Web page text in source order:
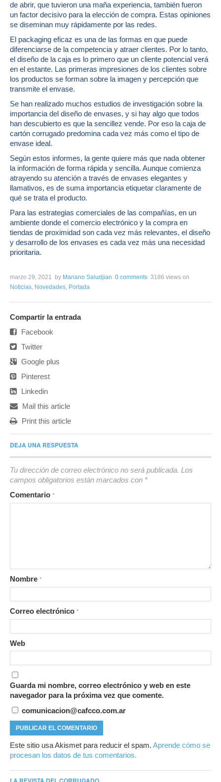
de abrir, que tuvieron una maña experiencia, también fueron
un factor decisivo para la elección de compra. Estas opiniones
se diseminan muy rápidamente por las redes.
El packaging eficaz es una de las formas en que puede
diferenciarse de la competencia y atraer clientes. Por lo tanto,
el diseño de la caja es lo primero que un cliente potencial verá
en el estante. Las primeras impresiones de los clientes sobre
los productos se forman sobre la imagen y percepción que
transmite el envase.
Se han realizado muchos estudios de investigación sobre la
importancia del diseño de envases, y si hay algo que todos
han descubierto es que la sencillez vende. Por eso la caja de
cartón corrugado predomina cada vez más como el tipo de
envase ideal.
Según estos informes, la gente quiere más que nada obtener
la información de forma rápida y sencilla. Aunque comienza
atrayendo su atención a través de envases elegantes y
llamativos, es de suma importancia etiquetar claramente de
qué se trata el producto.
Para las estrategias comerciales de las compañías, en un
ambiente donde el comercio electrónico y la compra en
tiendas de proximidad son cada vez más relevantes, el diseño
y desarrollo de los envases es cada vez más una necesidad
prioritaria.
marzo 29, 2021 by Mariano Saludjian 0 comments 3186 views on
Noticias, Novedades, Portada
Compartir la entrada
Facebook
Twitter
Google plus
Pinterest
Linkedin
Mail this article
Print this article
DEJA UNA RESPUESTA
Tu dirección de correo electrónico no será publicada. Los
campos obligatorios están marcados con *
Comentario *
Nombre *
Correo electrónico *
Web
Guarda mi nombre, correo electrónico y web en este
navegador para la próxima vez que comente.
comunicacion@cafcco.com.ar
Este sitio usa Akismet para reducir el spam. Aprende cómo se
procesan los datos de tus comentarios.